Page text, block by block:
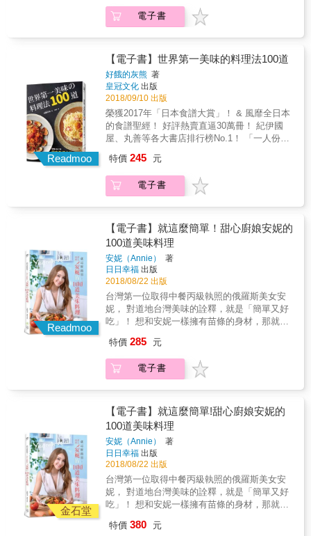
烤甜椒、蜂蜜生薑醃小番茄／翡翠茄子／南瓜
湯／鹽奶油南瓜油漬雞胸肉／微波爐蒸雞肉、
乾炒鮭魚鬆鮮奶油醬 ☉本書特色 ★ 食譜附上
★ 為家人製造餐桌上的驚喜，搭配植物和設計
感的擺盤都充滿巧思，令人愛不釋手！ ★ 34套
優雅早晚餐/40道常備菜，每道套餐都特別標示
「只要擺上桌」、「今天現做的菜」，讓兵荒
馬亂的媽媽、忙碌的上班族，也能隨意搭配、
從容不迫的天天上菜。 ★凝聚家人、療癒自己
的美好生活實踐，讓大獲好評、日本主婦們熱
高溫熱炒而跑掉。 胡蘿蔔絲炒蛋：做蛋料理
時，移定要等鍋熱油熱才放蛋液，做出來的蛋
料理財會滑嫩。 &
厚工大菜。 ★ 在家做酒館下酒菜：不用出門也
能做一桌和朋友喝酒談心的下酒菜，酒蒸奶油
蛤蜊、鹽蔥牛肉捲，吃了心事都會講出來。 ★
牛肋咖哩飯，在朋友家吃到的好料理，當然要
公開食譜大家學。 & 特別收錄聖凱師讓經典菜
之所以是經典菜的秘訣── 宮保蝦仁：蝦仁先用
油煸炒過，能避免蝦仁水分過多，也較能吸收
醬汁。這道菜不可以加水，保持油度，香氣才
足夠。 酥炸大雞腿：帶骨的雞腿比較厚，所以
要先用電鍋蒸熟再裹粉油炸，既不怕雞肉炸不
木耳：烏醋的香氣在這道菜當中扮演很重要的
角色，所以在起鍋前淋烏醋，味道才不會因為
高溫熱炒而跑掉。 胡蘿蔔絲炒蛋：做蛋料理
時，移定要等鍋熱油熱才放蛋液，做出來的蛋
酸、甜、辣、鹹、苦為五大特色，並以酸、
辣、鹹為主，這都考驗著廚師如何拿捏辛香
為香茅、南薑、檸檬葉，但讓料理產生香氣
的，還有調味料，它們使用魚露、蝦醬、椰奶
等調味，加上他們使用傳統的臼與石磨，用手
搗的方式讓香料、食材釋放出最大的香氣。書
中運用各是香料、醬料、咖哩搭配各式食材，
做出開胃菜、主食、甜點等不同泰料理，各式
料理皆選擇選擇易取得的材料外，每個料理都
有動態影片，讓大家能跟著一起操作，就算是
第一次做泰式料也沒問題！☑ 泰創意除了經典
泰式滋味的新料理，如：香料歐姆蛋、香料滷
肉、紅酒香料燉牛肉、香料醬燒可樂雞等，滿
足你多變的味蕾。☑ 泰詳細除了運用開胃菜、
者掌握自家餐桌料理外，附動態影片
QRCODE，讓大家可以跟著影片step by step
操作，大大降低失敗率！☑ 泰日常每道料理的
材料都選擇易購買到的，免除可能要到泰國當
地才能購買到的憂慮，讓你的家常烹煮，都能
日炊泰食菜！本書特色★全書料理動態影片X文
字步驟Step by step除了基本的文字步驟之外，
還將每道料理錄製成影片，零藏私全公開，讓
菜、開胃菜、甜點各項齊聚，必備私房手帖教
授主菜、開胃菜、甜點等不同品項的料理，讓
操作者可依據需求找尋外，還公開料理訣竅，
讓操作在烹飪時能更得心應手。★醬料ｘ咖哩
料的應用，讓喜愛天天變換菜色的你，能隨心
情選擇你今天的泰式餐桌要出現什麼料理！
電子書
Readmoo
【電子書】世界第一美味的料理法100道
好餓的灰熊 著
皇冠文化 出版
2018/09/10 出版
榮獲2017年「日本食譜大賞」！ & 風靡全日本
的食譜聖經！ 好評熱賣直逼30萬冊！ 紀伊國
屋、丸善等各大書店排行榜No.1！ 「一人份料
只要超低成本， 材料全部可以在超市買到！ 靈
活運用替代食材和市售調味料， 充分發揮最高
CP值！ 沒有「適量」、「少許」這種模擬兩可
100%不會失敗！ 世界第一美味的溏心蛋做法
世界第一美味的番茄紅醬做法 世界第一美味的
義大利麵煮法 世界第一美味的奶油咖哩雞做法
世界第一簡單的披薩做法 世界第一方便的下酒
菜做法 世界第一省錢的零嘴做法 帶你上天堂的
&hellip;&hellip;等共100道食譜， 一個人吃飯不
用將就， 要煮大份量也沒問題！ 想吃什麼，立
刻動手！
特價 245 元
電子書
Readmoo
【電子書】就這麼簡單！甜心廚娘安妮的
100道美味料理
安妮（Annie）
著
日日幸福 出版
2018/08/22 出版
台灣第一位取得中餐丙級執照的俄羅斯美女安
妮， 對道地台灣美味的詮釋，就是「簡單又好
吃」！ 想和安妮一樣擁有苗條的身材，那就試
起用料理來經歷各國旅遊的美好， 讓豐富的異
國料理，輕鬆上桌。 因為在媽媽好友家的廚
房，感受到料理的溫暖，六歲的安妮，開始了
紀錄下來；為了讓也在台灣念書的妹妹可以吃
到俄羅斯家鄉菜&hellip;&hellip;，更為了讓廚藝
更精進，決定挑戰台灣的丙級中餐執照，經過
不斷的失敗與努力，鍛鍊出安妮的好廚藝。 所
以，安妮把自己擅長的各種料理，呈現在書
中。除了道地的台灣菜，忙碌減肥的時候，可
以吃吃清爽料理；朋友聚餐時，就要做出美味
豐盛的佳餚；和妹妹一起吃飯，就準備可以吃
飽又吃好的餐點或是家鄉菜；因為喜歡台灣的
滷肉飯，旅行時，進而發現其實每個國家都有
特價 285 元
電子書
金石堂
【電子書】就這麼簡單!甜心廚娘安妮的
100道美味料理
安妮（Annie）
著
日日幸福 出版
2018/08/22 出版
台灣第一位取得中餐丙級執照的俄羅斯美女安
妮， 對道地台灣美味的詮釋，就是「簡單又好
吃」！ 想和安妮一樣擁有苗條的身材，那就試
起用料理來經歷各國旅遊的美好， 讓豐富的異
特價 380 元